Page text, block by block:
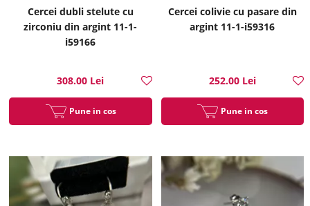
Cercei dubli stelute cu
zirconiu din argint 11-1-
i59166
308.00 Lei
Pune in cos
Cercei colivie cu pasare din
argint 11-1-i59316
252.00 Lei
Pune in cos